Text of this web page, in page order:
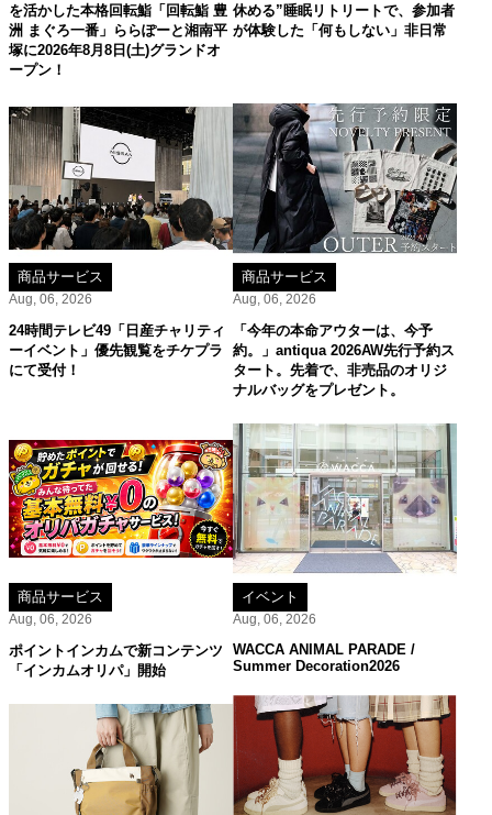
を活かした本格回転鮨「回転鮨 豊
洲 まぐろ一番」ららぽーと湘南平
塚に2026年8月8日(土)グランドオ
ープン！
休める”睡眠リトリートで、参加者
が体験した「何もしない」非日常
商品サービス
Aug, 06, 2026
24時間テレビ49「日産チャリティ
ーイベント」優先観覧をチケプラ
にて受付！
商品サービス
Aug, 06, 2026
「今年の本命アウターは、今予
約。」antiqua 2026AW先行予約ス
タート。先着で、非売品のオリジ
ナルバッグをプレゼント。
商品サービス
Aug, 06, 2026
ポイントインカムで新コンテンツ
「インカムオリパ」開始
イベント
Aug, 06, 2026
WACCA ANIMAL PARADE /
Summer Decoration2026